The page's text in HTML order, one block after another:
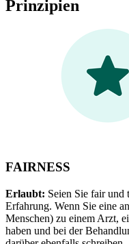
Prinzipien
FAIRNESS
Erlaubt: Seien Sie fair und
Erfahrung. Wenn Sie eine
Menschen) zu einem Arzt,
haben und bei der